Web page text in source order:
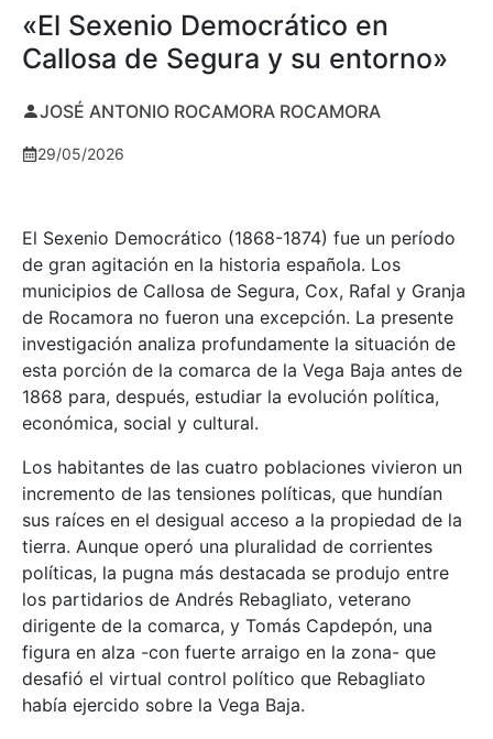
«El Sexenio Democrático en
Callosa de Segura y su entorno»
JOSÉ ANTONIO ROCAMORA ROCAMORA
29/05/2026
El Sexenio Democrático (1868-1874) fue un período
de gran agitación en la historia española. Los
municipios de Callosa de Segura, Cox, Rafal y Granja
de Rocamora no fueron una excepción. La presente
investigación analiza profundamente la situación de
esta porción de la comarca de la Vega Baja antes de
1868 para, después, estudiar la evolución política,
económica, social y cultural.
Los habitantes de las cuatro poblaciones vivieron un
incremento de las tensiones políticas, que hundían
sus raíces en el desigual acceso a la propiedad de la
tierra. Aunque operó una pluralidad de corrientes
políticas, la pugna más destacada se produjo entre
los partidarios de Andrés Rebagliato, veterano
dirigente de la comarca, y Tomás Capdepón, una
figura en alza -con fuerte arraigo en la zona- que
desafió el virtual control político que Rebagliato
había ejercido sobre la Vega Baja.